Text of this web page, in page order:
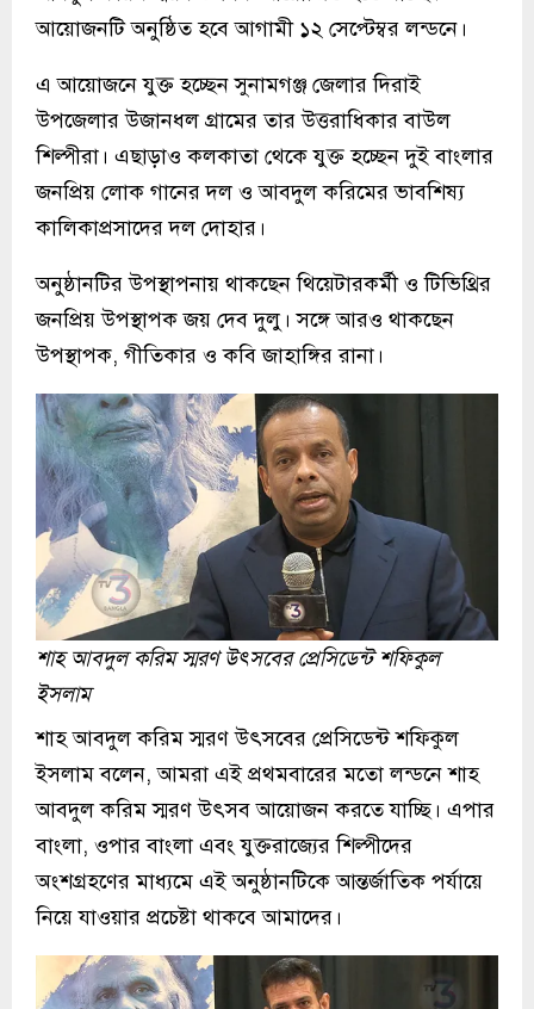
আয়োজনটি অনুষ্ঠিত হবে আগামী ১২ সেপ্টেম্বর লন্ডনে।
এ আয়োজনে যুক্ত হচ্ছেন সুনামগঞ্জ জেলার দিরাই
উপজেলার উজানধল গ্রামের তার উত্তরাধিকার বাউল
শিল্পীরা। এছাড়াও কলকাতা থেকে যুক্ত হচ্ছেন দুই বাংলার
জনপ্রিয় লোক গানের দল ও আবদুল করিমের ভাবশিষ্য
কালিকাপ্রসাদের দল দোহার।
অনুষ্ঠানটির উপস্থাপনায় থাকছেন থিয়েটারকর্মী ও টিভিথ্রির
জনপ্রিয় উপস্থাপক জয় দেব দুলু। সঙ্গে আরও থাকছেন
উপস্থাপক, গীতিকার ও কবি জাহাঙ্গির রানা।
শাহ আবদুল করিম স্মরণ উৎসবের প্রেসিডেন্ট শফিকুল
ইসলাম
শাহ আবদুল করিম স্মরণ উৎসবের প্রেসিডেন্ট শফিকুল
ইসলাম বলেন, আমরা এই প্রথমবারের মতো লন্ডনে শাহ
আবদুল করিম স্মরণ উৎসব আয়োজন করতে যাচ্ছি। এপার
বাংলা, ওপার বাংলা এবং যুক্তরাজ্যের শিল্পীদের
অংশগ্রহণের মাধ্যমে এই অনুষ্ঠানটিকে আন্তর্জাতিক পর্যায়ে
নিয়ে যাওয়ার প্রচেষ্টা থাকবে আমাদের।